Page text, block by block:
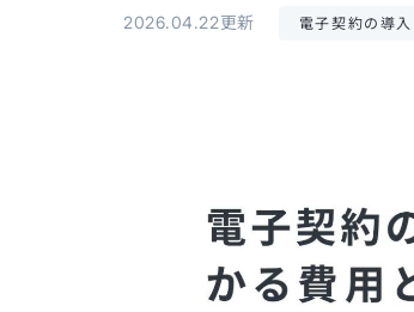
2026.04.22更新 電子契約の導入